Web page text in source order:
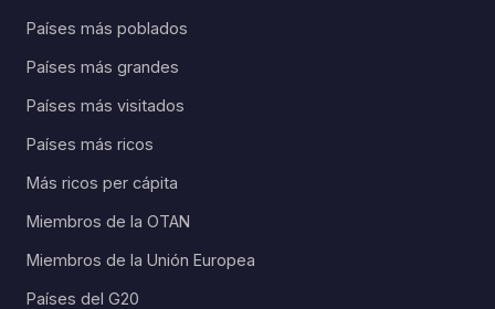
Países más poblados
Países más grandes
Países más visitados
Países más ricos
Más ricos per cápita
Miembros de la OTAN
Miembros de la Unión Europea
Países del G20